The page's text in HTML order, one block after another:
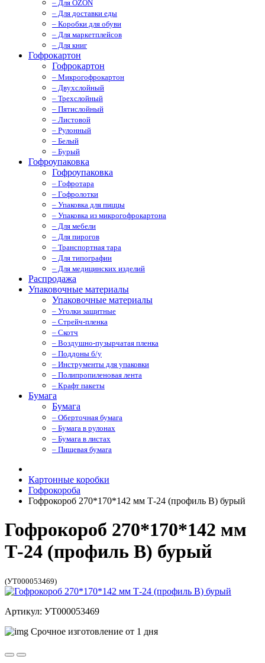
– Для OZON
– Для доставки еды
– Коробки для обуви
– Для маркетплейсов
– Для книг
Гофрокартон
Гофрокартон
– Микрогофрокартон
– Двухслойный
– Трехслойный
– Пятислойный
– Листовой
– Рулонный
– Белый
– Бурый
Гофроупаковка
Гофроупаковка
– Гофротара
– Гофролотки
– Упаковка для пиццы
– Упаковка из микрогофрокартона
– Для мебели
– Для пирогов
– Транспортная тара
– Для типографии
– Для медицинских изделий
Распродажа
Упаковочные материалы
Упаковочные материалы
– Уголки защитные
– Стрейч-пленка
– Скотч
– Воздушно-пузырчатая пленка
– Поддоны б/у
– Инструменты для упаковки
– Полипропиленовая лента
– Крафт пакеты
Бумага
Бумага
– Оберточная бумага
– Бумага в рулонах
– Бумага в листах
– Пищевая бумага
Картонные коробки
Гофрокороба
Гофрокороб 270*170*142 мм Т-24 (профиль B) бурый
Гофрокороб 270*170*142 мм
Т-24 (профиль B) бурый
(УТ000053469)
Артикул: УТ000053469
Срочное изготовление от 1 дня